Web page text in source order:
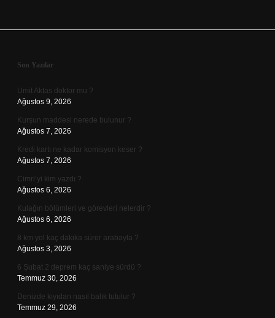
Sidebar
Son Yazılar
Umit Aktas doktor mu ?
Ağustos 9, 2026
Kurşun maddesi nerede bulunur ?
Ağustos 7, 2026
Kredi kartı ne kadar komisyon keser ?
Ağustos 7, 2026
Cimri’yi kim yazdı ?
Ağustos 6, 2026
Kulağın bölümleri ve görevleri nelerdir ?
Ağustos 6, 2026
8 km yol kaç dakika sürer arabayla ?
Ağustos 3, 2026
6 Şubat 2 deprem kaç saniye sürdü ?
Temmuz 30, 2026
Denizde kıyıdan nasıl balık tutulur ?
Temmuz 29, 2026